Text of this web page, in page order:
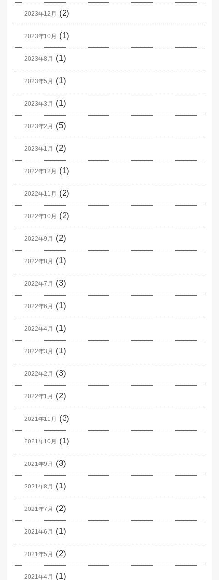
2023年12月 (2)
2023年10月 (1)
2023年8月 (1)
2023年5月 (1)
2023年3月 (1)
2023年2月 (5)
2023年1月 (2)
2022年12月 (1)
2022年11月 (2)
2022年10月 (2)
2022年9月 (2)
2022年8月 (1)
2022年7月 (3)
2022年6月 (1)
2022年4月 (1)
2022年3月 (1)
2022年2月 (3)
2022年1月 (2)
2021年11月 (3)
2021年10月 (1)
2021年9月 (3)
2021年8月 (1)
2021年7月 (2)
2021年6月 (1)
2021年5月 (2)
2021年4月 (1)